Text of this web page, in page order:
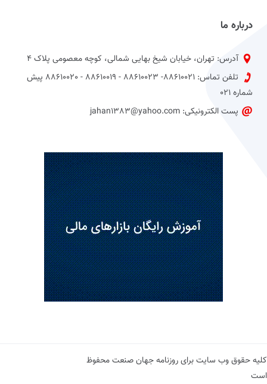
درباره ما
آدرس: تهران، خیابان شیخ بهایی شمالی، کوچه معصومی پلاک 4
تلفن تماس: 88610021- 88610023 - 88610019 - 88610020 پیش
شماره 021
پست الکترونیکی: jahan1383@yahoo.com
کلیه حقوق وب سایت برای روزنامه جهان صنعت محفوظ
است